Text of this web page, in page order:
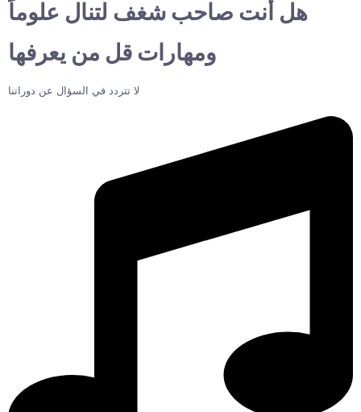
هل أنت صاحب شغف لتنال علوماً
ومهارات قل من يعرفها
لا تتردد في السؤال عن دوراتنا